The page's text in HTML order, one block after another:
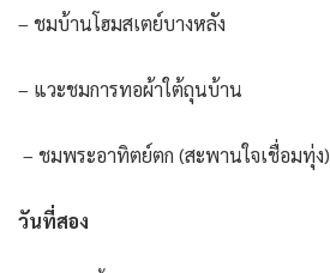
– ชมบ้านโฮมสเตย์บางหลัง
– แวะชมการทอผ้าใต้ถุนบ้าน
– ชมพระอาทิตย์ตก (สะพานใจเชื่อมทุ่ง)
วันที่สอง